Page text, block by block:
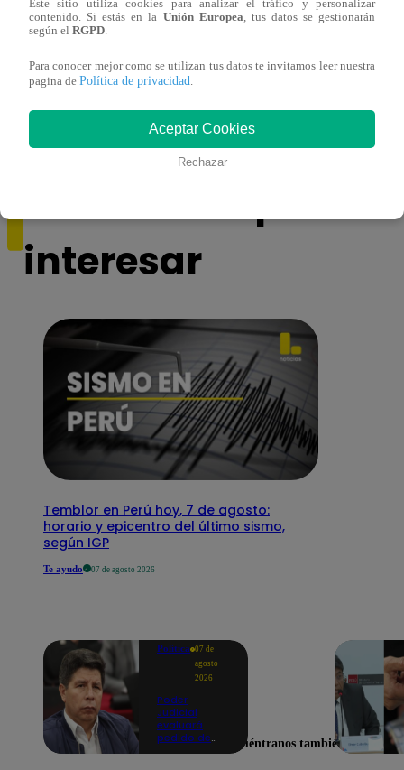
más unidas que nunca?
También te puede
interesar
Temblor en Perú hoy, 7 de agosto:
horario y epicentro del último sismo,
según IGP
Te ayudo 07 de agosto 2026
Política 07 de
agosto
2026
Poder
Judicial
evaluará
pedido de
Este sitio utiliza cookies para analizar el tráfico y personalizar
contenido. Si estás en la Unión Europea, tus datos se gestionarán
según el RGPD.
Para conocer mejor como se utilizan tus datos te invitamos leer nuestra
pagina de Política de privacidad.
Aceptar Cookies
Rechazar
Encuéntranos también en